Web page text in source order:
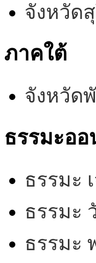
จังหวัด
ภาคใต้
จังหวัด
ธรรมะอ
ธรรมะ
ธรรมะ
ธรรมะ